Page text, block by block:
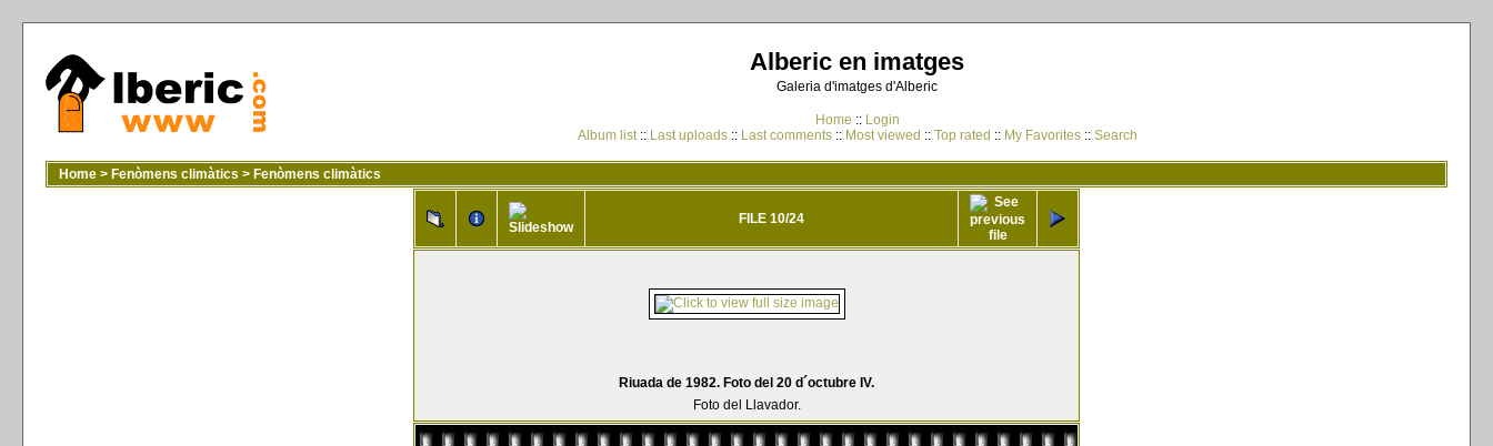
Alberic en imatges
Galeria d'imatges d'Alberic
Home :: Login
Album list:: Last uploads:: Last comments:: Most viewed :: Top rated :: My Favorites:: Search
Home > Fenòmens climàtics > Fenòmens climàtics
FILE 10/24
Riuada de 1982. Foto del 20 d´octubre IV.
Foto del Llavador.